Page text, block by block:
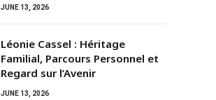
JUNE 13, 2026
Léonie Cassel : Héritage
Familial, Parcours Personnel et
Regard sur l’Avenir
JUNE 13, 2026